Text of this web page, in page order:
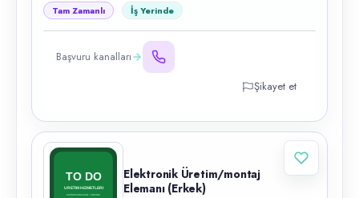
Tam Zamanlı İş Yerinde
Başvuru kanalları
Şikayet et
Elektronik Üretim/montaj
Elemanı (Erkek)